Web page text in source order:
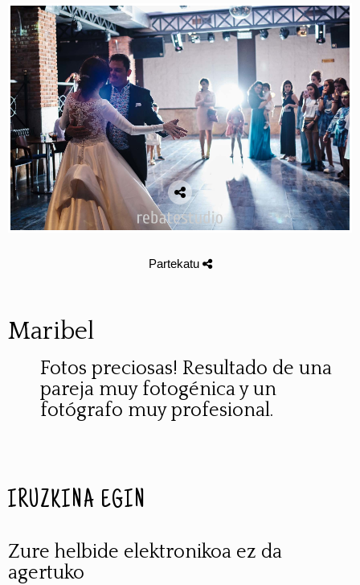
Partekatu
Maribel
Fotos preciosas! Resultado de una
pareja muy fotogénica y un
fotógrafo muy profesional.
IRUZKINA EGIN
Zure helbide elektronikoa ez da
agertuko